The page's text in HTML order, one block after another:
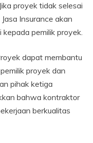
proyek tidak selesai
Insurance akan
pemilik proyek.
dapat membantu
proyek dan
pihak ketiga
bahwa kontraktor
berkualitas